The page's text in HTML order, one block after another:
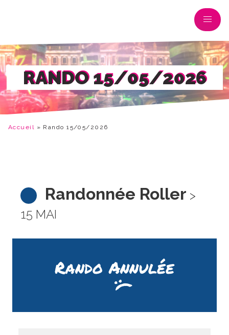
RANDO 15/05/2026
Accueil » Rando 15/05/2026
Randonnée Roller >
15 MAI
Rando Annulée